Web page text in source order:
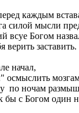
каждым
силой мысли
всуе Богом
верить заставить.
начал,
осмыслить
по ночам
с Богом один